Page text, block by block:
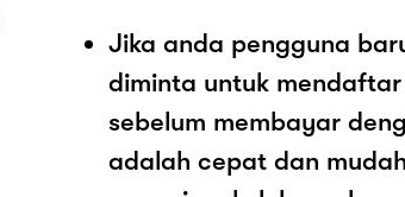
Jika anda pengguna
diminta untuk
sebelum membayar
adalah cepat dan